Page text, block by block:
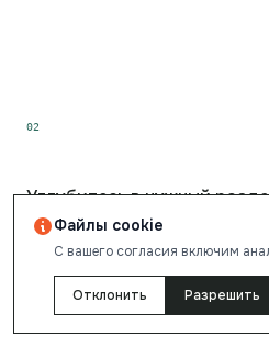
02
Углубитесь в нужный
В разделах SEO, скорости и
данные и пояснения к каждому
Файлы cookie
С вашего согласия включим
Отклонить Разрешить